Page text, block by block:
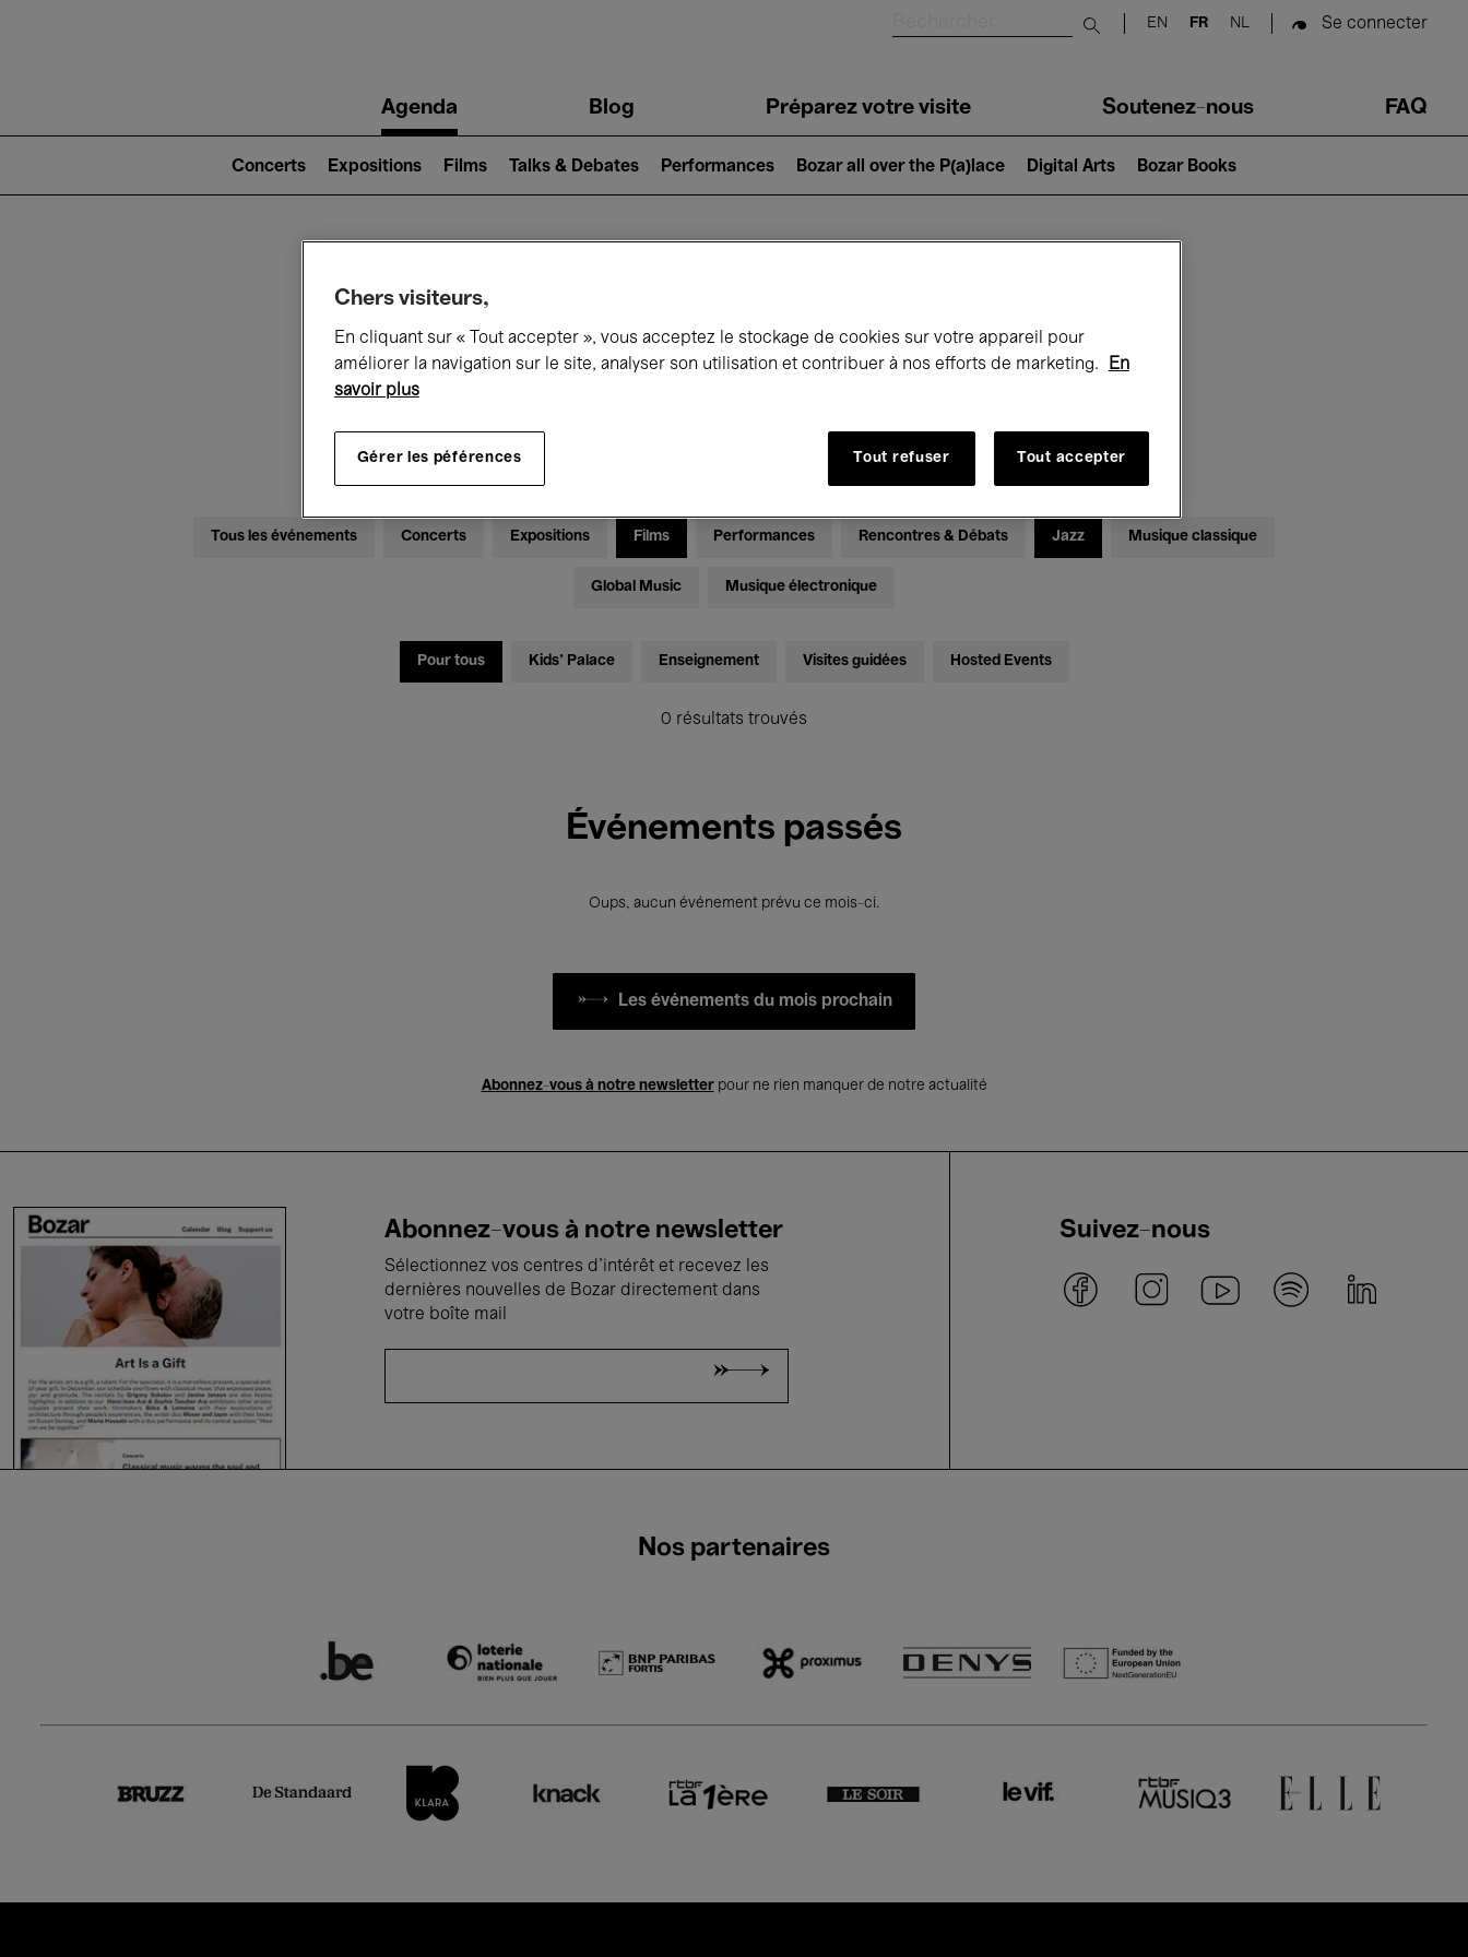
Submit search
EN FR NL Se connecter
navigationAgenda Blog Préparez votre visite Soutenez-nous FAQ
2)
Concerts Expositions Films Talks & Debates Performances Bozar all over the P(a)lace Digital Arts Bozar Books
Ce qui se passe à Bozar
Tous les événements Concerts Expositions Films Performances Rencontres & Débats Jazz Musique classique
Global Music Musique électronique
Pour tous Kids’ Palace Enseignement Visites guidées Hosted Events
0 résultats trouvés
Événements passés
Oups, aucun événement prévu ce mois-ci.
Les événements du mois prochain
Abonnez-vous à notre newsletterpour ne rien manquer de notre actualité
Abonnez-vous à notre newsletter
Sélectionnez vos centres d'intérêt et recevez les
dernières nouvelles de Bozar directement dans
votre boîte mail
Suivez-nous
Nos partenaires
Chers visiteurs,
En cliquant sur « Tout accepter », vous acceptez le stockage de cookies sur votre appareil pour
améliorer la navigation sur le site, analyser son utilisation et contribuer à nos efforts de marketing.
En
savoir plus
Gérer les péférences Tout refuser Tout accepter